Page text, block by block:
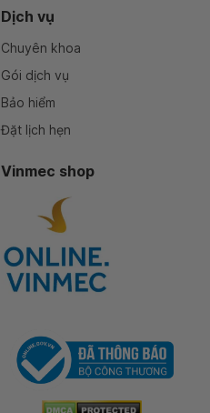
Dịch vụ
Chuyên khoa
Gói dịch vụ
Bảo hiểm
Đặt lịch hẹn
Vinmec shop